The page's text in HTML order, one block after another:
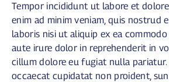
Tempor incididunt ut labore et
enim ad minim veniam, quis nostrud
laboris nisi ut aliquip ex ea
aute irure dolor in reprehenderit in
cillum dolore eu fugiat nulla
occaecat cupidatat non proident,